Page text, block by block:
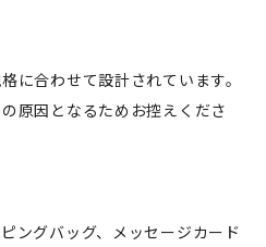
に合わせて設計されています。
原因となるためお控えくださ
ングバッグ、メッセージカード